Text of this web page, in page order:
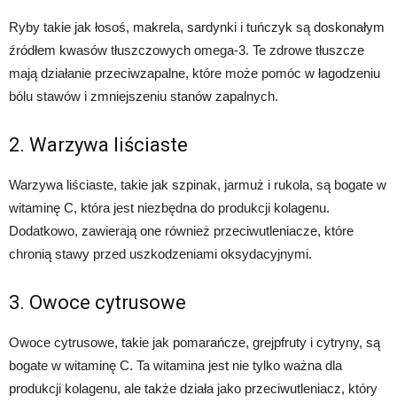
Ryby takie jak łosoś, makrela, sardynki i tuńczyk są doskonałym
źródłem kwasów tłuszczowych omega-3. Te zdrowe tłuszcze
mają działanie przeciwzapalne, które może pomóc w łagodzeniu
bólu stawów i zmniejszeniu stanów zapalnych.
2. Warzywa liściaste
Warzywa liściaste, takie jak szpinak, jarmuż i rukola, są bogate w
witaminę C, która jest niezbędna do produkcji kolagenu.
Dodatkowo, zawierają one również przeciwutleniacze, które
chronią stawy przed uszkodzeniami oksydacyjnymi.
3. Owoce cytrusowe
Owoce cytrusowe, takie jak pomarańcze, grejpfruty i cytryny, są
bogate w witaminę C. Ta witamina jest nie tylko ważna dla
produkcji kolagenu, ale także działa jako przeciwutleniacz, który